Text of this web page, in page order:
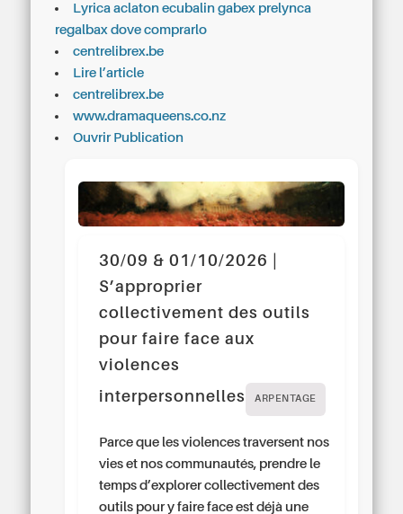
Lyrica aclaton ecubalin gabex prelynca
regalbax dove comprarlo
centrelibrex.be
Lire l’article
centrelibrex.be
www.dramaqueens.co.nz
Ouvrir Publication
30/09 & 01/10/2026 |
S’approprier
collectivement des outils
pour faire face aux
violences
interpersonnelles
ARPENTAGE
Parce que les violences traversent nos
vies et nos communautés, prendre le
temps d’explorer collectivement des
outils pour y faire face est déjà une